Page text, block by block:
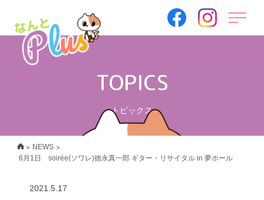
TOPICS
トピックス
> NEWS >
6月1日 soirée(ソワレ)徳永真一郎 ギター・リサイタル in 夢ホール
2021.5.17